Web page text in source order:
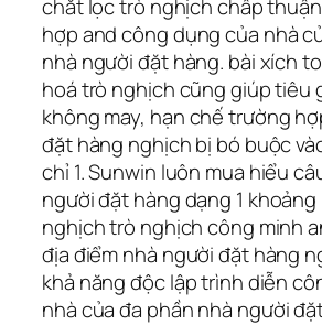
chắt lọc trò nghịch chấp
hợp and công dụng của nhà
nhà người đặt hàng. bài xích
hoá trò nghịch cũng giúp tiêu
không may, hạn chế trường
đặt hàng nghịch bị bó buộc
chỉ 1. Sunwin luôn mua hiểu
người đặt hàng dạng 1
nghịch trò nghịch công minh
địa điểm nhà người đặt hàng
khả năng độc lập trình diễn
nhà của đa phần nhà người